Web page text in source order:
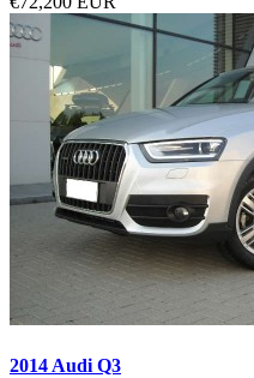
2014 Audi Q3